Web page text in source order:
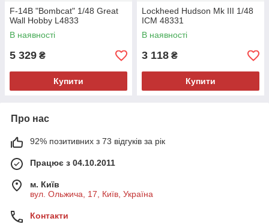
F-14B "Bombcat" 1/48 Great
Wall Hobby L4833
В наявності
5 329 ₴
Купити
Lockheed Hudson Mk III 1/48
ICM 48331
В наявності
3 118 ₴
Купити
Про нас
92% позитивних з 73 відгуків за рік
Працює з 04.10.2011
м. Київ
вул. Ольжича, 17, Київ, Україна
Контакти